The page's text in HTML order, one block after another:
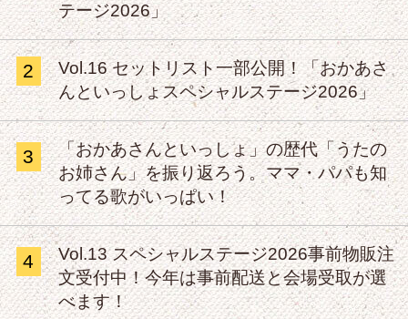
テージ2026」
2
Vol.16 セットリスト一部公開！「おかあさ
んといっしょスペシャルステージ2026」
3
「おかあさんといっしょ」の歴代「うたの
お姉さん」を振り返ろう。ママ・パパも知
ってる歌がいっぱい！
4
Vol.13 スペシャルステージ2026事前物販注
文受付中！今年は事前配送と会場受取が選
べます！